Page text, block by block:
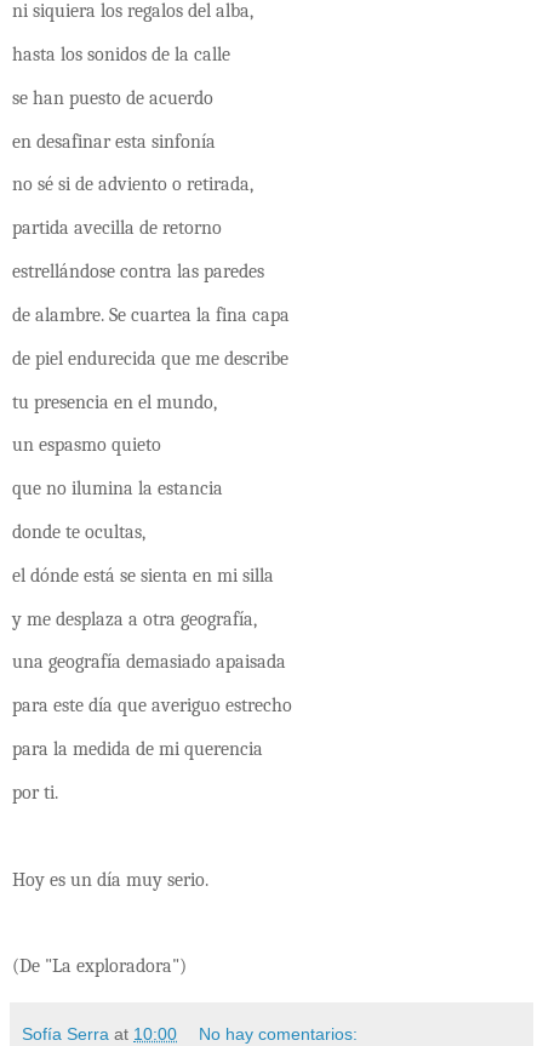
ni siquiera los regalos del alba,
hasta los sonidos de la calle
se han puesto de acuerdo
en desafinar esta sinfonía
no sé si de adviento o retirada,
partida avecilla de retorno
estrellándose contra las paredes
de alambre. Se cuartea la fina capa
de piel endurecida que me describe
tu presencia en el mundo,
un espasmo quieto
que no ilumina la estancia
donde te ocultas,
el dónde está se sienta en mi silla
y me desplaza a otra geografía,
una geografía demasiado apaisada
para este día que averiguo estrecho
para la medida de mi querencia
por ti.
Hoy es un día muy serio.
(De "La exploradora")
Sofía Serra at 10:00 No hay comentarios: